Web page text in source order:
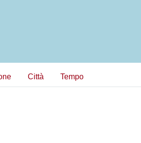
Città Tempo